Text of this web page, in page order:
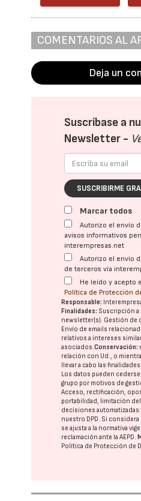
COMENTARIOS AL
Deja un
Suscríbase a
Newsletter -
SUSCRIBIRME
Marcar todos
Autorizo el envío
avisos informativos
interempresas.net
Autorizo el envío
de terceros vía
He leído y acepto
Política de Protección
Responsable:
Finalidades: Suscripción a
newsletter(s). Gestión de
Envío de emails
relativos a intereses
asociados.Conservación:
relación con Ud., o
llevar a cabo las
Los datos pueden cederse
grupo por motivos de
Acceso, rectificación,
portabilidad, limitación
decisiones automatizadas:
nuestro DPD. Si considera
se ajusta a la normativa
reclamación ante laAEPD.
Política de Protección de